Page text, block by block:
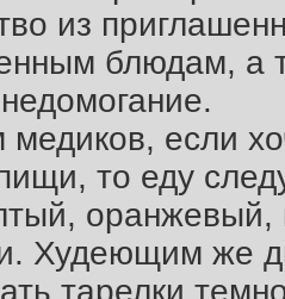
из
блюдам, а
если
то еду
оранжевый,
Худеющим же